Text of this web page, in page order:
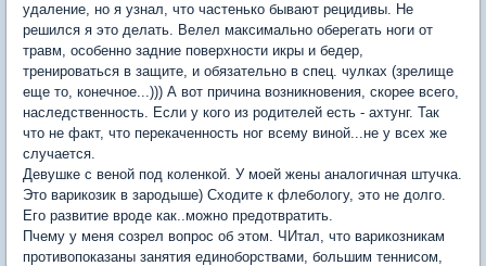
удаление, но я узнал, что частенько бывают рецидивы. Не
решился я это делать. Велел максимально оберегать ноги от
травм, особенно задние поверхности икры и бедер,
тренироваться в защите, и обязательно в спец. чулках (зрелище
еще то, конечное...))) А вот причина возникновения, скорее всего,
наследственность. Если у кого из родителей есть - ахтунг. Так
что не факт, что перекаченность ног всему виной...не у всех же
случается.
Девушке с веной под коленкой. У моей жены аналогичная штучка.
Это варикозик в зародыше) Сходите к флебологу, это не долго.
Его развитие вроде как..можно предотвратить.
Пчему у меня созрел вопрос об этом. ЧИтал, что варикозникам
противопоказаны занятия единоборствами, большим теннисом,